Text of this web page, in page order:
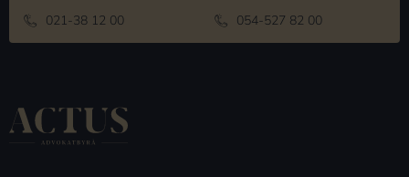
021-38 12 00
054-527 82 00